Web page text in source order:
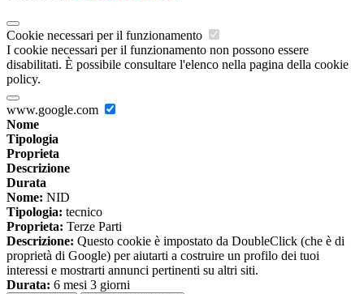
Cookie necessari per il funzionamento
I cookie necessari per il funzionamento non possono essere
disabilitati. È possibile consultare l'elenco nella pagina della cookie
policy.
www.google.com
Nome
Tipologia
Proprieta
Descrizione
Durata
Nome: NID
Tipologia: tecnico
Proprieta: Terze Parti
Descrizione: Questo cookie è impostato da DoubleClick (che è di
proprietà di Google) per aiutarti a costruire un profilo dei tuoi
interessi e mostrarti annunci pertinenti su altri siti.
Durata: 6 mesi 3 giorni